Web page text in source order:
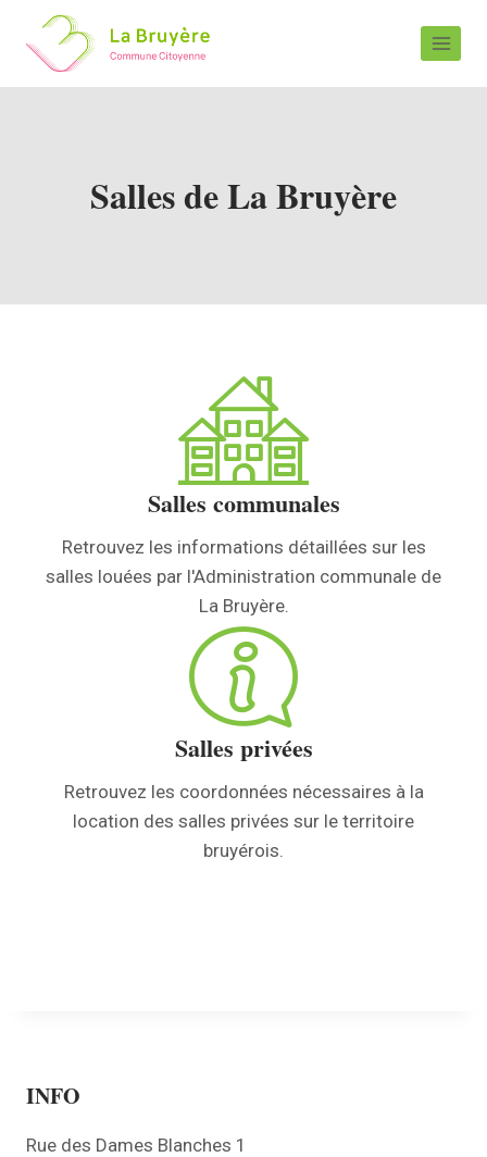
Salles de La Bruyère
Salles communales
Retrouvez les informations détaillées sur les
salles louées par l'Administration communale de
La Bruyère.
Salles privées
Retrouvez les coordonnées nécessaires à la
location des salles privées sur le territoire
bruyérois.
INFO
Rue des Dames Blanches 1